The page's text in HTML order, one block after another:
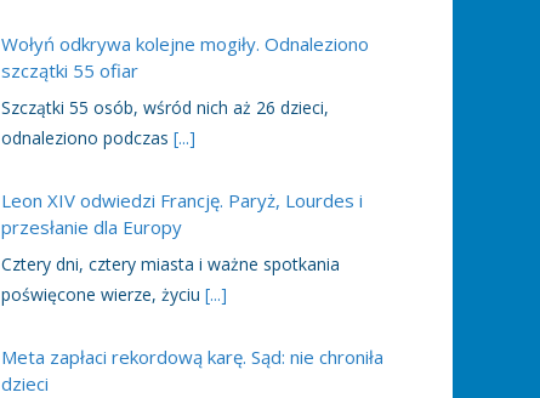
Wołyń odkrywa kolejne mogiły. Odnaleziono
szczątki 55 ofiar
Szczątki 55 osób, wśród nich aż 26 dzieci,
odnaleziono podczas [...]
Leon XIV odwiedzi Francję. Paryż, Lourdes i
przesłanie dla Europy
Cztery dni, cztery miasta i ważne spotkania
poświęcone wierze, życiu [...]
Meta zapłaci rekordową karę. Sąd: nie chroniła
dzieci